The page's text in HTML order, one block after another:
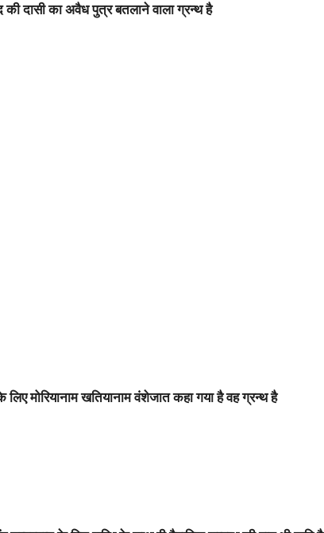
की दासी का अवैध पुत्र बतलाने वाला ग्रन्थ है
लिए मोरियानाम खतियानाम वंशेजात कहा गया है वह ग्रन्थ है